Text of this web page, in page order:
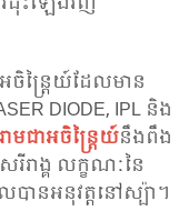
អចិន្ត្រៃយ៍ដែលមាន
DIODE, IPL និង
មជាអចិន្ត្រៃយ៍នឹងពឹង
រីរាង្គ លក្ខណៈនៃ
បាន​អនុវត្ត​នៅ​ស្ប៉ា។